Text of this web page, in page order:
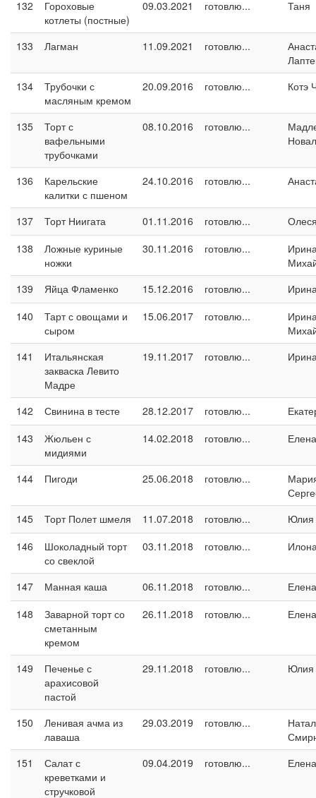
132
Гороховые
котлеты (постные)
09.03.2021 готовлю... Таня
133 Лагман 11.09.2021 готовлю...
134
Трубочки с
масляным кремом
20.09.2016 готовлю... Котэ
135
Торт с
вафельными
трубочками
08.10.2016 готовлю...
136
Карельские
калитки с пшеном
24.10.2016 готовлю...
137 Торт Ниигата 01.11.2016 готовлю...
138
Ложные куриные
ножки
30.11.2016 готовлю...
139
Яйца Фламенко 15.12.2016 готовлю...
140
Тарт с овощами и
сыром
15.06.2017 готовлю...
141
Итальянская
закваска Левито
Мадре
19.11.2017 готовлю...
142 Свинина в тесте 28.12.2017 готовлю...
143
Жюльен с
мидиями
14.02.2018 готовлю...
144 Пигоди 25.06.2018 готовлю...
145
Торт Полет шмеля 11.07.2018 готовлю...
Юлия
146
Шоколадный торт
со свеклой
03.11.2018 готовлю...
147 Манная каша 06.11.2018 готовлю...
148
Заварной торт со
сметанным
кремом
26.11.2018 готовлю...
149
Печенье с
арахисовой
пастой
29.11.2018 готовлю... Юлия
150
Ленивая ачма из
лаваша
29.03.2019 готовлю...
151
Салат с
креветками и
стручковой
09.04.2019 готовлю...